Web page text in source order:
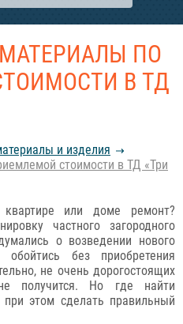
ПО
В ТД
и изделия
стоимости в ТД «Три
или доме ремонт?
частного загородного
о возведении нового
без приобретения
не очень дорогостоящих
получится. Но где найти
этом сделать правильный